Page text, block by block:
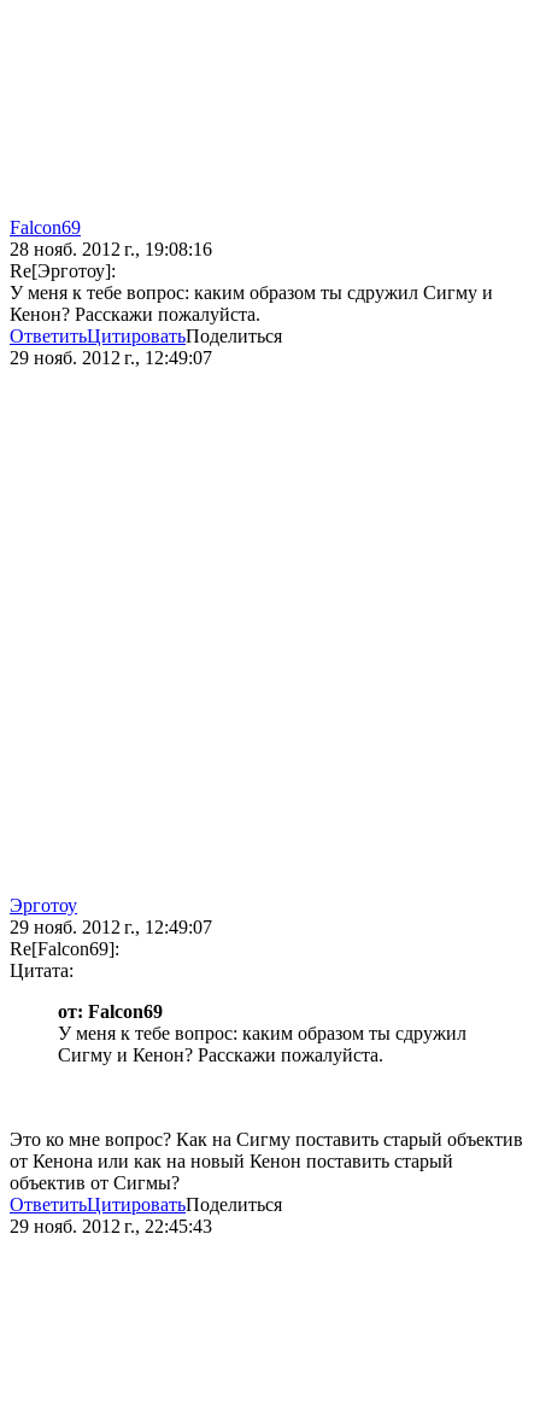
Falcon69
28 нояб. 2012 г., 19:08:16
Re[Эрготоу]:
У меня к тебе вопрос: каким образом ты сдружил Сигму и
Кенон? Расскажи пожалуйста.
ОтветитьЦитироватьПоделиться
29 нояб. 2012 г., 12:49:07
Эрготоу
29 нояб. 2012 г., 12:49:07
Re[Falcon69]:
Цитата:
от: Falcon69
У меня к тебе вопрос: каким образом ты сдружил
Сигму и Кенон? Расскажи пожалуйста.
Это ко мне вопрос? Как на Сигму поставить старый объектив
от Кенона или как на новый Кенон поставить старый
объектив от Сигмы?
ОтветитьЦитироватьПоделиться
29 нояб. 2012 г., 22:45:43